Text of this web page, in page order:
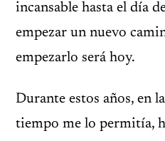
incansable hasta el día
empezar un nuevo
empezarlo será hoy.
Durante estos años, en
tiempo me lo permitía,